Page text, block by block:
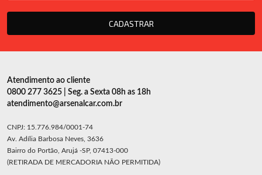
CADASTRAR
Atendimento ao cliente
0800 277 3625 | Seg. a Sexta 08h as 18h
atendimento@arsenalcar.com.br
CNPJ: 15.776.984/0001-74
Av. Adília Barbosa Neves, 3636
Bairro do Portão, Arujá -SP, 07413-000
(RETIRADA DE MERCADORIA NÃO PERMITIDA)